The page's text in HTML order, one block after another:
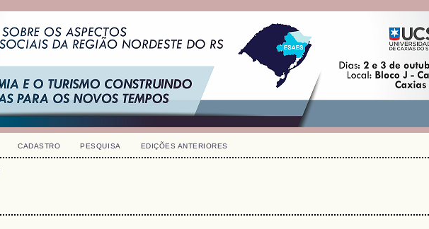
CADASTRO PESQUISA EDIÇÕES ANTERIORES